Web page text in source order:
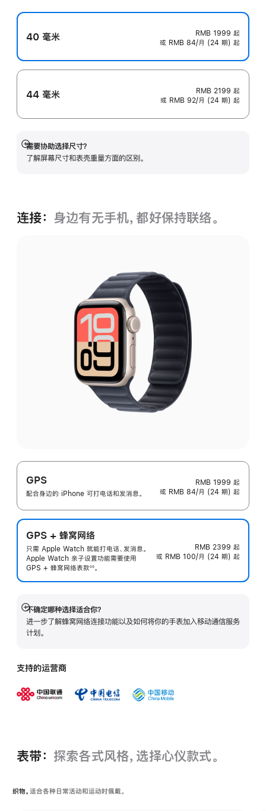
40 毫米 RMB 1999 起
或 RMB 84/月 (24 期) 起
44 毫米 RMB 2199 起
或 RMB 92/月 (24 期) 起
需要协助选择尺寸？
了解屏幕尺寸和表壳重量方面的区别。
展
开
连接： 身边有无手机，都好保持联络。
GPS
配合身边的 iPhone 可打电话和发消息。
RMB 1999 起
或 RMB 84/月 (24 期) 起
GPS + 蜂窝网络
只需 Apple Watch 就能打电话、发消息。
Apple Watch 亲子设置功能需要使用
GPS + 蜂窝网络表款◊◊。
RMB 2399 起
或 RMB 100/月 (24 期) 起
不确定哪种选择适合你？
进一步了解蜂窝网络连接功能以及如何将你的手表加入移动通信服务
计划。
展
开
支持的运营商
表带： 探索各式风格，选择心仪款式。
织物。 适合各种日常活动和运动时佩戴。